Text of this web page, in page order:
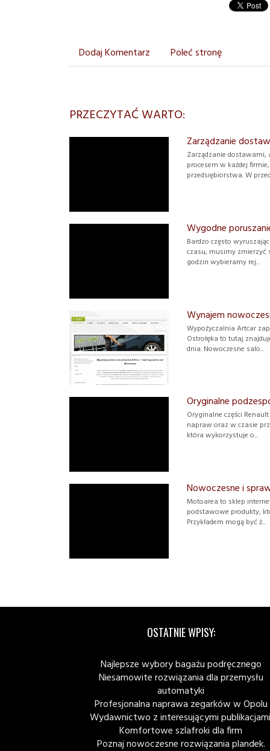
Dodaj Komentarz Poleć stronę
PRZECZYTAĆ WARTO:
Zarządzanie
Zarządzanie
procesem w każdej
przedsiębiorstwa. W
Wygodne
Bardzo często
czasu, musimy zmierzyć
godzin wybieramy rej...
Wynajem
Wypożyczalnia Artcar
Ostrołęka to tutaj
dnia. Nowoczesne salo...
Oryginalne
Oryginalne części
napraw oraz w czasie
która wykorzystuje o...
Nowoczesne i
Motoarea to sklep
podstawowe produkty,
Przykładem mogą być ż...
OSTATNIE WPISY:
Najlepsze wybory bagażu podręcznego
Niesamowite rozwiązania dla przemysłu
automatyki
Profesjonalna naprawa zegarków w Opolu
Wydawnictwo z interesującymi
Komfortowe szlafroki dla firm
Poznaj nowoczesne rozwiązania plandek.